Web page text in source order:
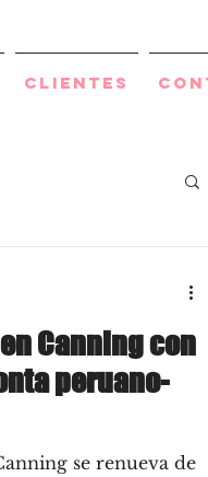
Clientes
Canning con
peruano-
se renueva de